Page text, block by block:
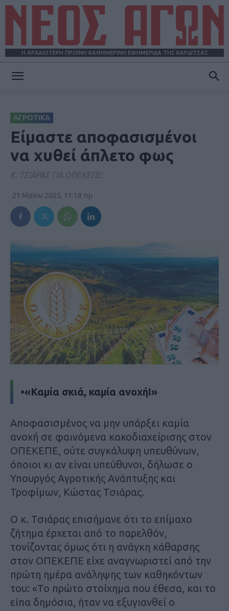
Η ΑΡΧΑΙΟΤΕΡΗ ΠΡΩΪΝΗ ΚΑΘΗΜΕΡΙΝΗ ΕΦΗΜΕΡΙΔΑ ΤΗΣ ΚΑΡΔΙΤΣΑΣ
ΑΓΡΟΤΙΚΑ
Είμαστε αποφασισμένοι
να χυθεί άπλετο φως
Κ. ΤΣΙΑΡΑΣ ΓΙΑ ΟΠΕΚΕΠΕ:
21 Μαΐου 2025, 11:18 πμ
•«Καμία σκιά, καμία ανοχή!»
Αποφασισμένος να μην υπάρξει καμία
ανοχή σε φαινόμενα κακοδιαχείρισης στον
ΟΠΕΚΕΠΕ, ούτε συγκάλυψη υπευθύνων,
όποιοι κι αν είναι υπεύθυνοι, δήλωσε ο
Υπουργός Αγροτικής Ανάπτυξης και
Τροφίμων, Κώστας Τσιάρας.
Ο κ. Τσιάρας επισήμανε ότι το επίμαχο
ζήτημα έρχεται από το παρελθόν,
τονίζοντας όμως ότι η ανάγκη κάθαρσης
στον ΟΠΕΚΕΠΕ είχε αναγνωριστεί από την
πρώτη ημέρα ανάληψης των καθηκόντων
του: «Το πρώτο στοίχημα που έθεσα, και το
είπα δημόσια, ήταν να εξυγιανθεί ο